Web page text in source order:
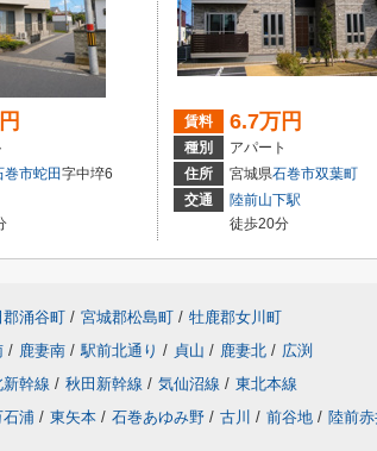
巻市蛇田字中埣6
賃料 6.7万円
種別
アパート
住所
宮城県石巻市双葉町
交通
陸前山下駅
徒歩20分
郡涌谷町 / 宮城郡松島町 / 牡鹿郡女川町
/ 鹿妻南 / 駅前北通り / 貞山 / 鹿妻北 / 広渕
幹線 / 秋田新幹線 / 気仙沼線 / 東北本線
石浦 / 東矢本 / 石巻あゆみ野 / 古川 / 前谷地 / 陸前